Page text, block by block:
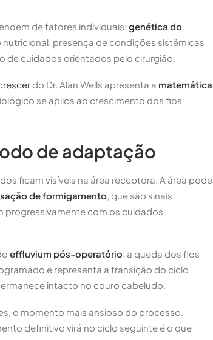
de fatores individuais: genética do
nutricional, presença de condições sistêmicas
de cuidados orientados pelo cirurgião.
do Dr. Alan Wells apresenta a matemática
se aplica ao crescimento dos fios
de adaptação
ficam visíveis na área receptora. A área pode
de formigamento, que são sinais
progressivamente com os cuidados
effluvium pós-operatório: a queda dos fios
e representa a transição do ciclo
intacto no couro cabeludo.
o momento mais ansioso do processo.
definitivo virá no ciclo seguinte é o que